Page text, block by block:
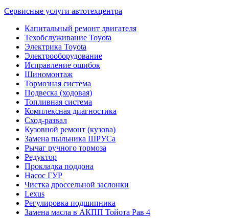
Сервисные услуги автотехцентра
Капитальный ремонт двигателя
Техобслуживание Toyota
Электрика Toyota
Электрооборудование
Исправление ошибок
Шиномонтаж
Тормозная система
Подвеска (ходовая)
Топливная система
Комплексная диагностика
Сход-развал
Кузовной ремонт (кузова)
Замена пыльника ШРУСа
Рычаг ручного тормоза
Редуктор
Прокладка поддона
Насос ГУР
Чистка дроссельной заслонки
Lexus
Регулировка подшипника
Замена масла в АКПП Тойота Рав 4